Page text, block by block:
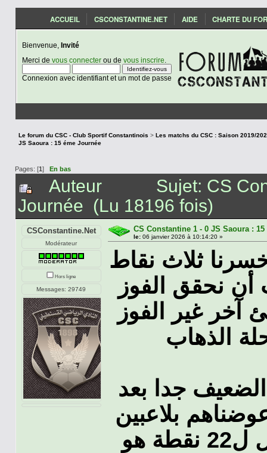
ACCUEIL CSCONSTANTINE.NET AIDE CHARTE DU
Bienvenue, Invité
Merci de vous connecterou de vous inscrire
Connexion avec identifiant et un mot de passe
Le forum du CSC - Club Sportif Constantinois >
JS Saoura : 15 éme Journée
Pages: [1] En bas
Auteur
Sujet: CS
Journée (Lu 18196 fois)
CSConstantine.Net
Modérateur
Hors ligne
Messages: 29749
CS Constantine 1 - 0 JS Saoura :
le: 06 janvier 2026 à 10:14:20 »
ثلاث نقاط
أن نحقق الفوز
آخر غير الفوز
الضعيف جدا بعد
بلاعبين
دون المستوى أعتقد أن الوصول ل22 نقطة هو